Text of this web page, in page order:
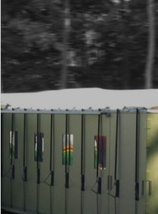
Rivestimento
di schiuma